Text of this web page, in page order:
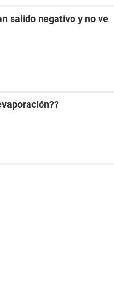
salido negativo y no ve